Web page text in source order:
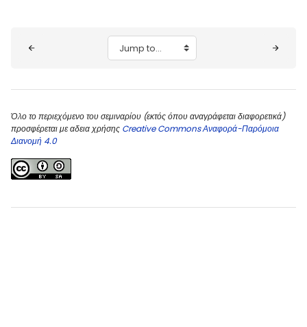
Jump to...
Όλο το περιεχόμενο του σεμιναρίου (εκτός όπου αναγράφεται διαφορετικά)
προσφέρεται με αδεια χρήσης Creative Commons Αναφορά-Παρόμοια
Διανομή 4.0